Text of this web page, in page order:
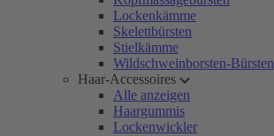
Lockenkämme
Skelettbürsten
Stielkämme
Wildschweinborsten-Bürsten
Haar-Accessoires
Alle anzeigen
Haargummis
Lockenwickler